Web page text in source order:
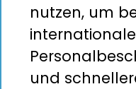
nutzen, um
und